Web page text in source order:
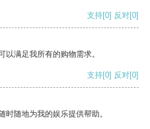
支持[0] 反对[0]
以满足我所有的购物需求。
支持[0] 反对[0]
时随地为我的娱乐提供帮助。